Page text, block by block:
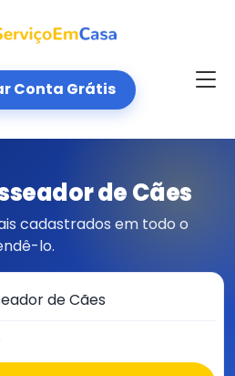
Conta Grátis
de Cães
cadastrados em todo o
lo.